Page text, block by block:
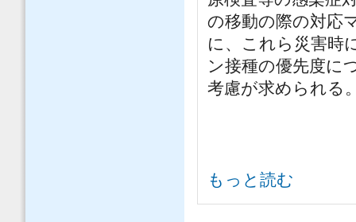
の移動の際の対応
に、これら災害時
ン接種の優先度に
考慮が求められる
新型コロナの急速な感染拡大下
別検討会の声明からー について
もっと読む